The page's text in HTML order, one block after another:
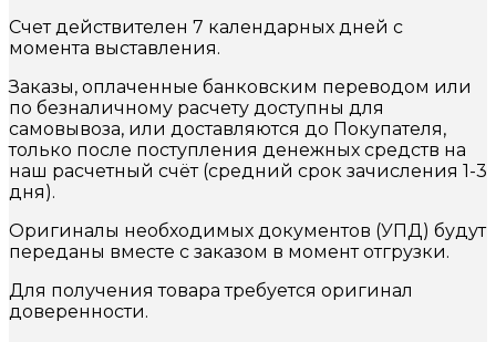
Счет действителен 7 календарных дней с
момента выставления.
Заказы, оплаченные банковским переводом или
по безналичному расчету доступны для
самовывоза, или доставляются до Покупателя,
только после поступления денежных средств на
наш расчетный счёт (средний срок зачисления 1-3
дня).
Оригиналы необходимых документов (УПД) будут
переданы вместе с заказом в момент отгрузки.
Для получения товара требуется оригинал
доверенности.